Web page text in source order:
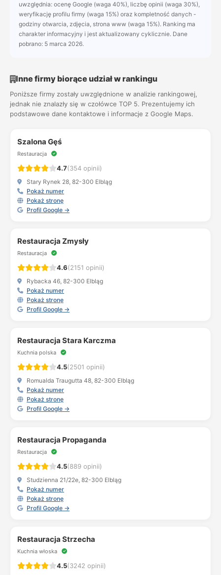
uwzględnia: ocenę Google (waga 40%), liczbę opinii (waga 30%),
weryfikację profilu firmy (waga 15%) oraz kompletność danych -
godziny otwarcia, zdjęcia, strona www (waga 15%). Ranking ma
charakter informacyjny i jest aktualizowany cyklicznie. Dane
pobrano: 5 marca 2026.
Inne firmy biorące udział w rankingu
Poniższe firmy zostały uwzględnione w analizie rankingowej,
jednak nie znalazły się w czołówce TOP 5. Prezentujemy ich
podstawowe dane kontaktowe i informacje z Google Maps.
Szalona Gęś
Restauracja
4.7(354 opinii)
Stary Rynek 28, 82-300 Elbląg
Pokaż numer
Pokaż stronę
Profil Google →
Restauracja Zmysły
Restauracja
4.6(2151 opinii)
Rybacka 46, 82-300 Elbląg
Pokaż numer
Pokaż stronę
Profil Google →
Restauracja Stara Karczma
Kuchnia polska
4.5(2501 opinii)
Romualda Traugutta 48, 82-300 Elbląg
Pokaż numer
Pokaż stronę
Profil Google →
Restauracja Propaganda
Restauracja
4.5(889 opinii)
Studzienna 21/22e, 82-300 Elbląg
Pokaż numer
Pokaż stronę
Profil Google →
Restauracja Strzecha
Kuchnia włoska
4.5(3242 opinii)